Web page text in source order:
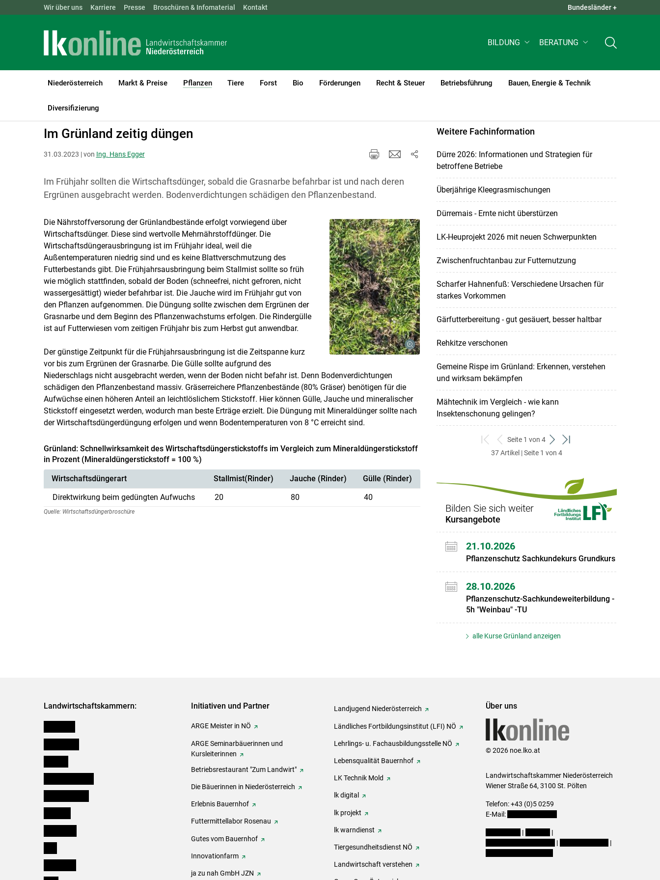
Skip to main content
Landwirtschaftskammern: ÖSTERREICH BGLD KTN NÖ OÖ SBG QUICK LINKS +
Wir über uns Karriere Presse Broschüren & Infomaterial Kontakt Bundesländer +
BILDUNG BERATUNG
Niederösterreich Markt & Preise Pflanzen
(current)1
Tiere Forst Bio Förderungen Recht & Steuer Betriebsführung Bauen, Energie & Technik
Diversifizierung
LK Niederösterreich
Im Grünland zeitig düngen
31.03.2023 | von Ing. Hans Egger
Im Frühjahr sollten die Wirtschaftsdünger, sobald die Grasnarbe befahrbar ist und nach deren
Ergrünen ausgebracht werden. Bodenverdichtungen schädigen den Pflanzenbestand.
Die Nährstoffversorung der Grünlandbestände erfolgt vorwiegend über
Wirtschaftsdünger. Diese sind wertvolle Mehrnährstoffdünger. Die
Wirtschaftsdüngerausbringung ist im Frühjahr ideal, weil die
Außentemperaturen niedrig sind und es keine Blattverschmutzung des
Futterbestands gibt. Die Frühjahrsausbringung beim Stallmist sollte so früh
wie möglich stattfinden, sobald der Boden (schneefrei, nicht gefroren, nicht
wassergesättigt) wieder befahrbar ist. Die Jauche wird im Frühjahr gut von
den Pflanzen aufgenommen. Die Düngung sollte zwischen dem Ergrünen der
Grasnarbe und dem Beginn des Pflanzenwachstums erfolgen. Die Rindergülle
ist auf Futterwiesen vom zeitigen Frühjahr bis zum Herbst gut anwendbar.
Der günstige Zeitpunkt für die Frühjahrsausbringung ist die Zeitspanne kurz
vor bis zum Ergrünen der Grasnarbe. Die Gülle sollte aufgrund des
Niederschlags nicht ausgebracht werden, wenn der Boden nicht befahr ist. Denn Bodenverdichtungen
schädigen den Pflanzenbestand massiv. Gräserreichere Pflanzenbestände (80% Gräser) benötigen für die
Aufwüchse einen höheren Anteil an leichtlöslichem Stickstoff. Hier können Gülle, Jauche und mineralischer
Stickstoff eingesetzt werden, wodurch man beste Erträge erzielt. Die Düngung mit Mineraldünger sollte nach
der Wirtschaftsdüngerdüngung erfolgen und wenn Bodentemperaturen von 8 °C erreicht sind.
Grünland: Schnellwirksamkeit des Wirtschaftsdüngerstickstoffs im Vergleich zum Mineraldüngerstickstoff
in Prozent (Mineraldüngerstickstoff = 100 %)
Wirtschaftsdüngerart Stallmist(Rinder) Jauche (Rinder)
Gülle (Rinder)
Direktwirkung beim gedüngten Aufwuchs
20 80 40
Quelle: Wirtschaftsdüngerbroschüre
Weitere Fachinformation
Dürre 2026: Informationen und Strategien für
betroffene Betriebe
Überjährige Kleegrasmischungen
Dürremais - Ernte nicht überstürzen
LK-Heuprojekt 2026 mit neuen Schwerpunkten
Zwischenfruchtanbau zur Futternutzung
Scharfer Hahnenfuß: Verschiedene Ursachen für
starkes Vorkommen
Gärfutterbereitung - gut gesäuert, besser haltbar
Rehkitze verschonen
Gemeine Rispe im Grünland: Erkennen, verstehen
und wirksam bekämpfen
Mähtechnik im Vergleich - wie kann
Insektenschonung gelingen?
zum
ersten
zurück
zum
Seite 1 von 4
weiter
zum
zum
37 Artikel | Seite 1 von 4
Bilden Sie sich weiter
Kursangebote
21.10.2026
Pflanzenschutz Sachkundekurs Grundkurs
28.10.2026
Pflanzenschutz-Sachkundeweiterbildung -
5h "Weinbau" -TU
alle Kurse Grünland anzeigen
Landwirtschaftskammern: Initiativen und Partner
ARGE Meister in NÖ
ARGE Seminarbäuerinnen und
Kursleiterinnen
Betriebsrestaurant "Zum Landwirt"
Die Bäuerinnen in Niederösterreich
Erlebnis Bauernhof
Futtermittellabor Rosenau
Gutes vom Bauernhof
Innovationfarm
ja zu nah GmbH JZN
Landjugend Niederösterreich
Ländliches Fortbildungsinstitut (LFI) NÖ
Lehrlings- u. Fachausbildungsstelle NÖ
Lebensqualität Bauernhof
LK Technik Mold
lk digital
lk projekt
lk warndienst
Tiergesundheitsdienst NÖ
Landwirtschaft verstehen
Über uns
© 2026 noe.lko.at
Landwirtschaftskammer Niederösterreich
Wiener Straße 64, 3100 St. Pölten
Telefon: +43 (0)5 0259
E-Mail:
|
|
|
|